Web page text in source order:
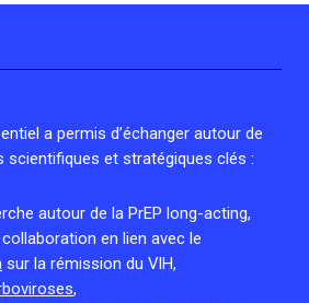
les acteurs communautaires
cellules Émergence, actives ou
a permis d’échanger autour de
scientifiques et stratégiques clés :
autour de la PrEP long-acting,
en lien avec le
sur la rémission du VIH,
,